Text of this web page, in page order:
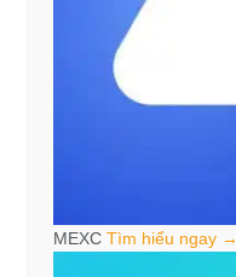
MEXC Tìm hiểu ngay →